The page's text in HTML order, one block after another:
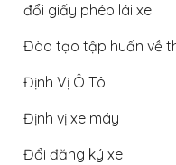
đổi giấy phép lái xe
Đào tạo tập huấn về
Định Vị Ô Tô
Định vị xe máy
Đổi đăng ký xe